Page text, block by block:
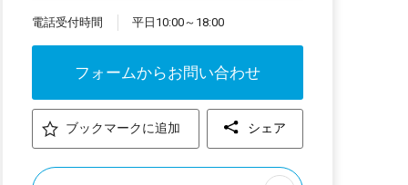
電話受付時間 平日10:00～18:00
フォームからお問い合わせ
ブックマークに追加 シェア